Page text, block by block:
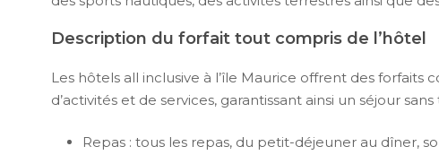
Description du forfait tout compris de l’hôtel
Les hôtels all inclusive à l’île Maurice offrent des
d’activités et de services, garantissant ainsi un séjour
Repas : tous les repas, du petit-déjeuner au dîner,